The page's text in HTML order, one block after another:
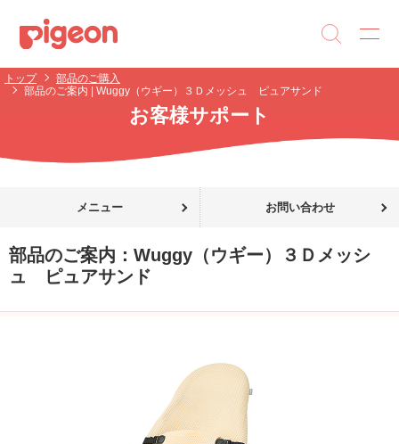
トップ
部品のご購入
部品のご案内 | Wuggy（ウギー）３Ｄメッシュ ピュアサンド
お客様サポート
メニュー お問い合わせ
部品のご案内： Wuggy（ウギー）３Ｄメッシ
ュ ピュアサンド